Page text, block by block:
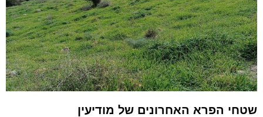
שטחי הפרא האחרונים של מודיעין